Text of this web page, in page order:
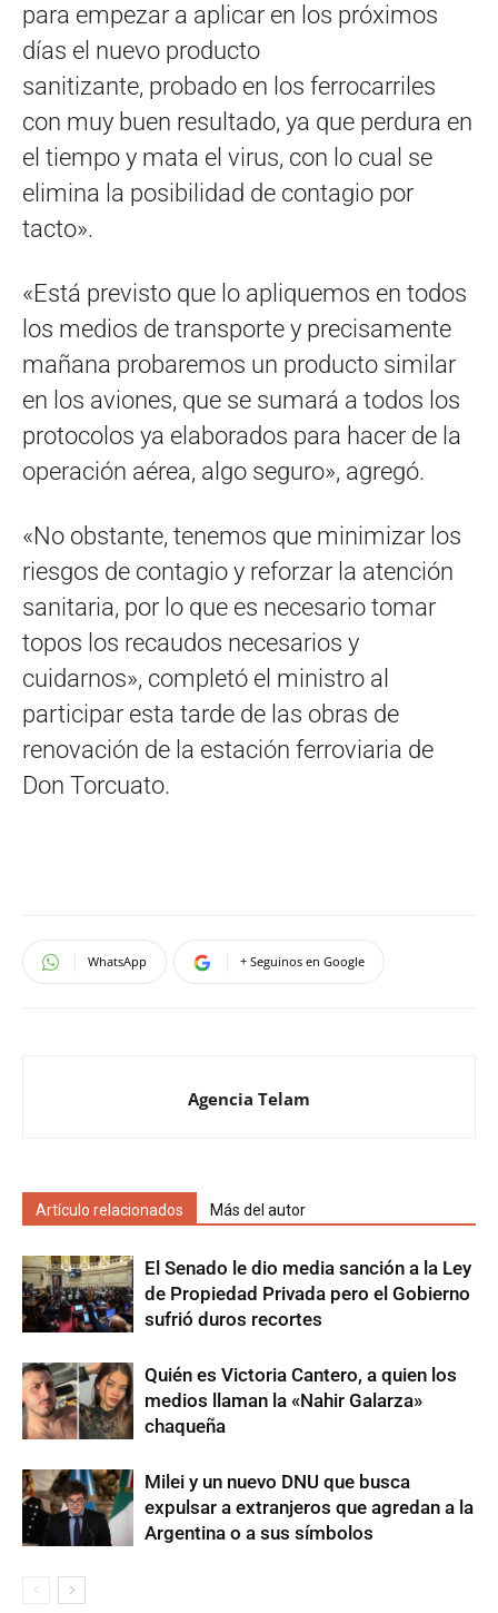
para empezar a aplicar en los próximos
días el nuevo producto
sanitizante, probado en los ferrocarriles
con muy buen resultado, ya que perdura en
el tiempo y mata el virus, con lo cual se
elimina la posibilidad de contagio por
tacto».
«Está previsto que lo apliquemos en todos
los medios de transporte y precisamente
mañana probaremos un producto similar
en los aviones, que se sumará a todos los
protocolos ya elaborados para hacer de la
operación aérea, algo seguro», agregó.
«No obstante, tenemos que minimizar los
riesgos de contagio y reforzar la atención
sanitaria, por lo que es necesario tomar
topos los recaudos necesarios y
cuidarnos», completó el ministro al
participar esta tarde de las obras de
renovación de la estación ferroviaria de
Don Torcuato.
WhatsApp + Seguinos en Google
Agencia Telam
Artículo relacionados Más del autor
El Senado le dio media sanción a la Ley
de Propiedad Privada pero el Gobierno
sufrió duros recortes
Quién es Victoria Cantero, a quien los
medios llaman la «Nahir Galarza»
chaqueña
Milei y un nuevo DNU que busca
expulsar a extranjeros que agredan a la
Argentina o a sus símbolos